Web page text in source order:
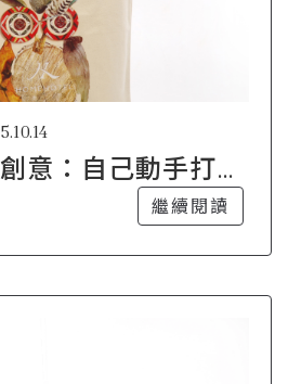
意：自己動手打造
繼續閱讀